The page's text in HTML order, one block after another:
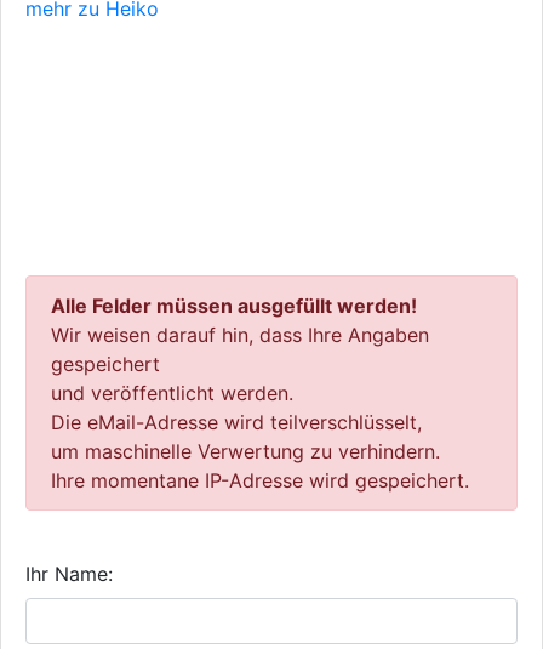
mehr zu Heiko
Alle Felder müssen ausgefüllt werden!
Wir weisen darauf hin, dass Ihre Angaben
gespeichert
und veröffentlicht werden.
Die eMail-Adresse wird teilverschlüsselt,
um maschinelle Verwertung zu verhindern.
Ihre momentane IP-Adresse wird gespeichert.
Ihr Name: